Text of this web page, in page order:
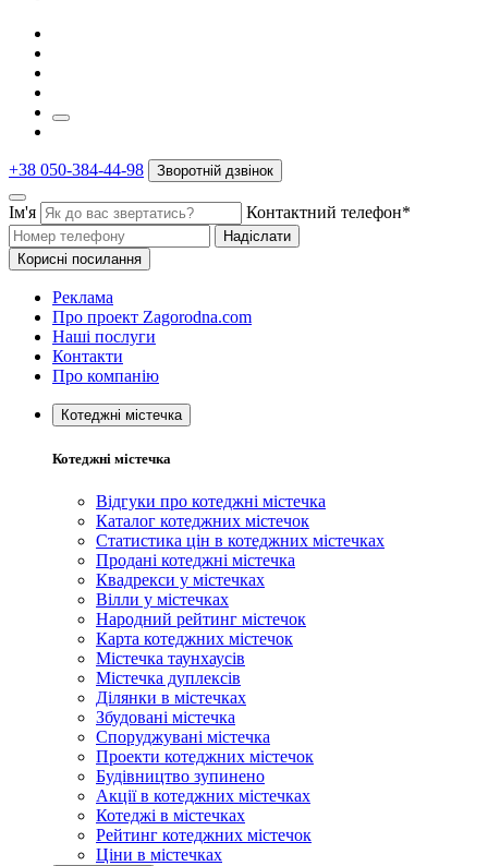
+38 050-384-44-98 Зворотній дзвінок
Ім'я Контактний телефон*
Надіслати
Корисні посилання
Реклама
Про проект Zagorodna.com
Наші послуги
Контакти
Про компанію
Котеджні містечка
Котеджні містечка
Відгуки про котеджні містечка
Каталог котеджних містечок
Статистика цін в котеджних містечках
Продані котеджні містечка
Квадрекси у містечках
Вілли у містечках
Народний рейтинг містечок
Карта котеджних містечок
Містечка таунхаусів
Містечка дуплексів
Ділянки в містечках
Збудовані містечка
Споруджувані містечка
Проекти котеджних містечок
Будівництво зупинено
Акції в котеджних містечках
Котеджі в містечках
Рейтинг котеджних містечок
Ціни в містечках